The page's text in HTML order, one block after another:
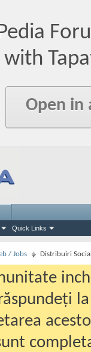
with
Open in
Quick Links
/ Jobs Distribuiri